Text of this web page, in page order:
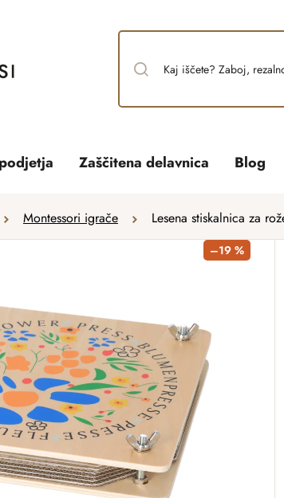
Zaščitena delavnica Blog
Montessori igrače Lesena stiskalnica za
–19 %